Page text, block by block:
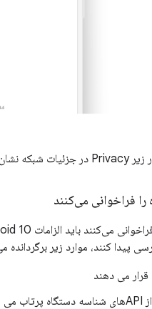
کنند، موارد زیر برگردانده
از APIهای شناسه دستگاه پرتاب می شود.